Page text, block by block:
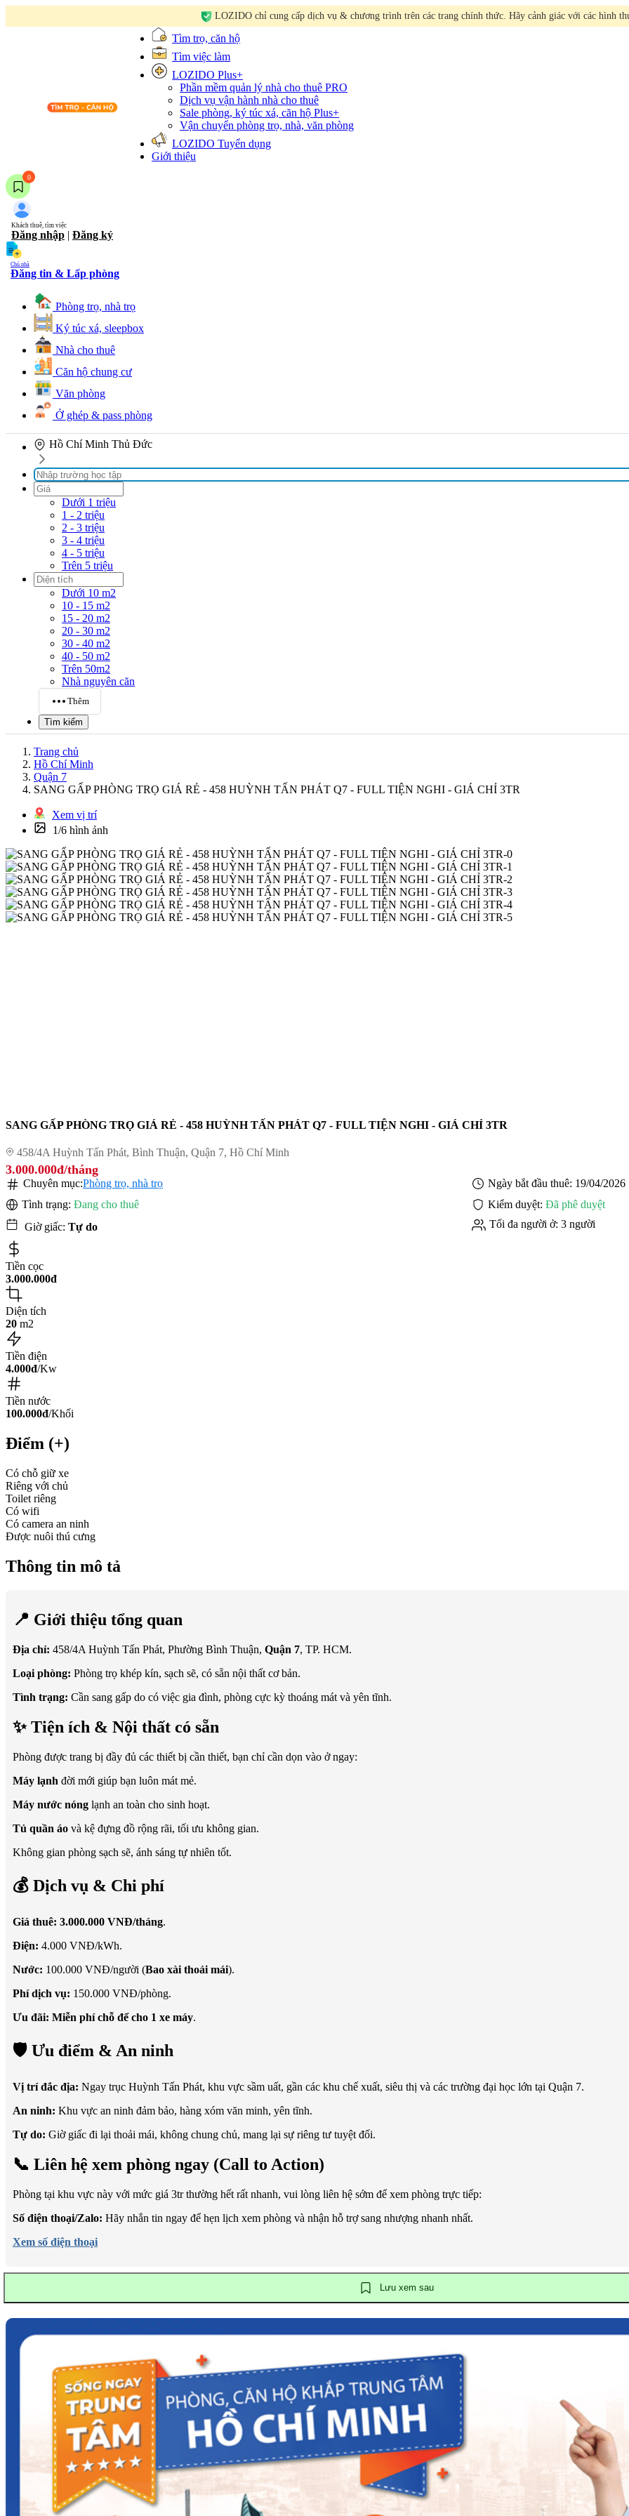
LOZIDO chỉ cung cấp dịch vụ & chương trình trên các trang chính thức. Hãy cảnh giác với các hình
Tìm trọ, căn hộ
Tìm việc làm
LOZIDO Plus+
Phần mềm quản lý nhà cho thuêPRO
Dịch vụ vận hành nhà cho thuê
Sale phòng, ký túc xá, căn hộPlus+
Vận chuyển phòng trọ, nhà, văn phòng
LOZIDO Tuyển dụng
Giới thiệu
0
Khách thuê, tìm việc
Đăng nhập | Đăng ký
Chủ nhà
Đăng tin & Lấp phòng
Phòng trọ, nhà trọ
Ký túc xá, sleepbox
Nhà cho thuê
Căn hộ chung cư
Văn phòng
Ở ghép & pass phòng
Hồ Chí Minh Thủ Đức
Dưới 1 triệu
1 - 2 triệu
2 - 3 triệu
3 - 4 triệu
4 - 5 triệu
Trên 5 triệu
Dưới 10 m2
10 - 15 m2
15 - 20 m2
20 - 30 m2
30 - 40 m2
40 - 50 m2
Trên 50m2
Nhà nguyên căn
Thêm
Tìm kiếm
Trang chủ
Hồ Chí Minh
Quận 7
SANG GẤP PHÒNG TRỌ GIÁ RẺ - 458 HUỲNH TẤN PHÁT Q7 - FULL TIỆN NGHI - GIÁ CHỈ 3TR
Xem vị trí
1/6 hình ảnh
SANG GẤP PHÒNG TRỌ GIÁ RẺ - 458 HUỲNH TẤN PHÁT Q7 - FULL TIỆN NGHI - GIÁ CHỈ 3TR
458/4A Huỳnh Tấn Phát, Bình Thuận, Quận 7, Hồ Chí Minh
3.000.000đ/tháng
Chuyên mục:Phòng trọ, nhà trọ Ngày bắt đầu thuê: 19/04/2026
Tình trạng: Đang cho thuê Kiểm duyệt: Đã phê duyệt
Giờ giấc: Tự do Tối đa người ở: 3 người
Tiền cọc
3.000.000đ
Diện tích
20 m2
Tiền điện
4.000đ/Kw
Tiền nước
100.000đ/Khối
Điểm (+)
Có chỗ giữ xe
Riêng với chủ
Toilet riêng
Có wifi
Có camera an ninh
Được nuôi thú cưng
Thông tin mô tả
📍 Giới thiệu tổng quan
Địa chỉ: 458/4A Huỳnh Tấn Phát, Phường Bình Thuận, Quận 7, TP. HCM.
Loại phòng: Phòng trọ khép kín, sạch sẽ, có sẵn nội thất cơ bản.
Tình trạng: Cần sang gấp do có việc gia đình, phòng cực kỳ thoáng mát và yên tĩnh.
✨ Tiện ích & Nội thất có sẵn
Phòng được trang bị đầy đủ các thiết bị cần thiết, bạn chỉ cần dọn vào ở ngay:
Máy lạnh đời mới giúp bạn luôn mát mẻ.
Máy nước nóng lạnh an toàn cho sinh hoạt.
Tủ quần áo và kệ đựng đồ rộng rãi, tối ưu không gian.
Không gian phòng sạch sẽ, ánh sáng tự nhiên tốt.
💰 Dịch vụ & Chi phí
Giá thuê: 3.000.000 VNĐ/tháng.
Điện: 4.000 VNĐ/kWh.
Nước: 100.000 VNĐ/người (Bao xài thoải mái).
Phí dịch vụ: 150.000 VNĐ/phòng.
Ưu đãi: Miễn phí chỗ để cho 1 xe máy.
🛡️ Ưu điểm & An ninh
Vị trí đắc địa: Ngay trục Huỳnh Tấn Phát, khu vực sầm uất, gần các khu chế xuất, siêu thị và các trường đại học lớn tại Quận 7.
An ninh: Khu vực an ninh đảm bảo, hàng xóm văn minh, yên tĩnh.
Tự do: Giờ giấc đi lại thoải mái, không chung chủ, mang lại sự riêng tư tuyệt đối.
📞 Liên hệ xem phòng ngay (Call to Action)
Phòng tại khu vực này với mức giá 3tr thường hết rất nhanh, vui lòng liên hệ sớm để xem phòng trực tiếp:
Số điện thoại/Zalo: Hãy nhắn tin ngay để hẹn lịch xem phòng và nhận hỗ trợ sang nhượng nhanh nhất.
Xem số điện thoại
Lưu xem sau